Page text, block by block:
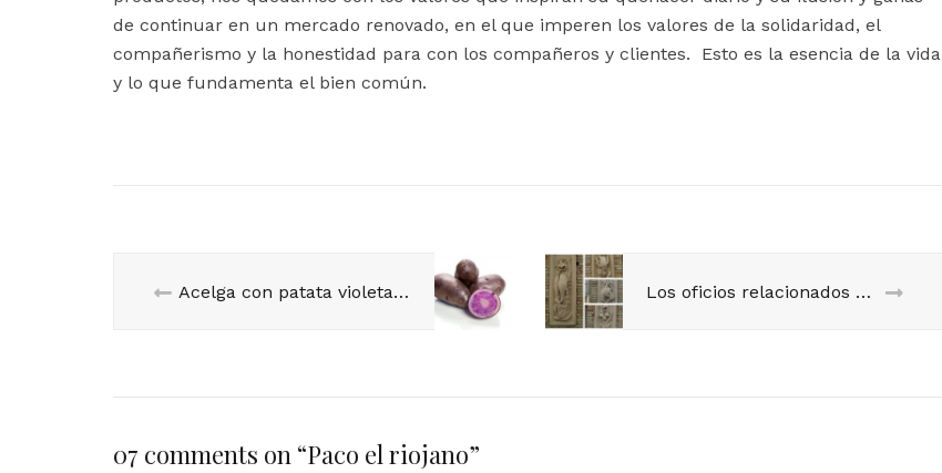
de continuar en un mercado renovado, en el que imperen los valores de la solidaridad, el
compañerismo y la honestidad para con los compañeros y clientes. Esto es la esencia de la vida
y lo que fundamenta el bien común.
Acelga con patata violeta y ajos Los oficios relacionados con la alimentación humana en la fachada principal
07 comments on “Paco el riojano”